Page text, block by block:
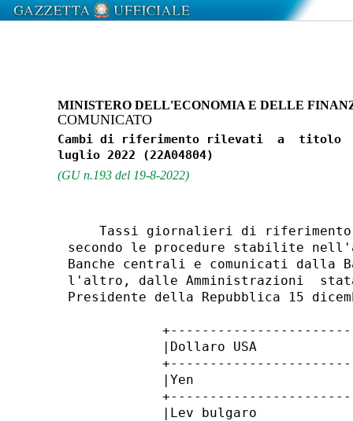
MINISTERO DELL'ECONOMIA E DELLE
COMUNICATO
Cambi di riferimento rilevati  a  titolo
(GU n.193 del 19-8-2022)
Tassi giornalieri di
secondo le procedure stabilite
Banche centrali e comunicati
l'altro, dalle Amministrazioni
Presidente della Repubblica 15
|Dollaro USA
|Yen
|Lev bulgaro